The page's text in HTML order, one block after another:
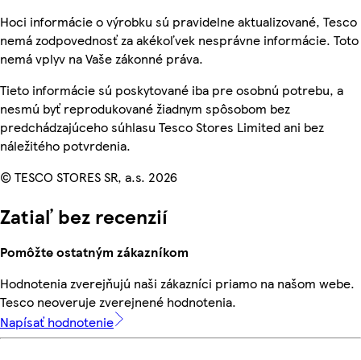
Hoci informácie o výrobku sú pravidelne aktualizované, Tesco
nemá zodpovednosť za akékoľvek nesprávne informácie. Toto
nemá vplyv na Vaše zákonné práva.
Tieto informácie sú poskytované iba pre osobnú potrebu, a
nesmú byť reprodukované žiadnym spôsobom bez
predchádzajúceho súhlasu Tesco Stores Limited ani bez
náležitého potvrdenia.
© TESCO STORES SR, a.s. 2026
Zatiaľ bez recenzií
Pomôžte ostatným zákazníkom
Hodnotenia zverejňujú naši zákazníci priamo na našom webe.
Tesco neoveruje zverejnené hodnotenia.
Napísať hodnotenie